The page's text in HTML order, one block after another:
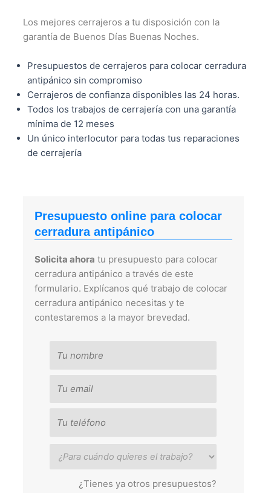
Los mejores cerrajeros a tu disposición con la
garantía de Buenos Días Buenas Noches.
Presupuestos de cerrajeros para colocar cerradura
antipánico sin compromiso
Cerrajeros de confianza disponibles las 24 horas.
Todos los trabajos de cerrajería con una garantía
mínima de 12 meses
Un único interlocutor para todas tus reparaciones
de cerrajería
Presupuesto online para colocar
cerradura antipánico
Solicita ahora tu presupuesto para colocar
cerradura antipánico a través de este
formulario. Explícanos qué trabajo de colocar
cerradura antipánico necesitas y te
contestaremos a la mayor brevedad.
¿Tienes ya otros presupuestos?